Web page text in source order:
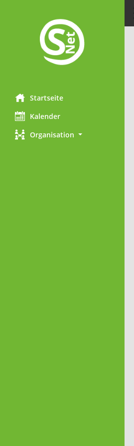
Startseite
Kalender
Organisation